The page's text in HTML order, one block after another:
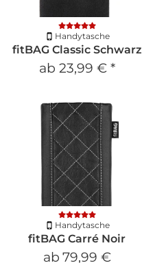
Handytasche
fitBAG Classic Schwarz
ab 23,99 € *
Handytasche
fitBAG Carré Noir
ab 79,99 €